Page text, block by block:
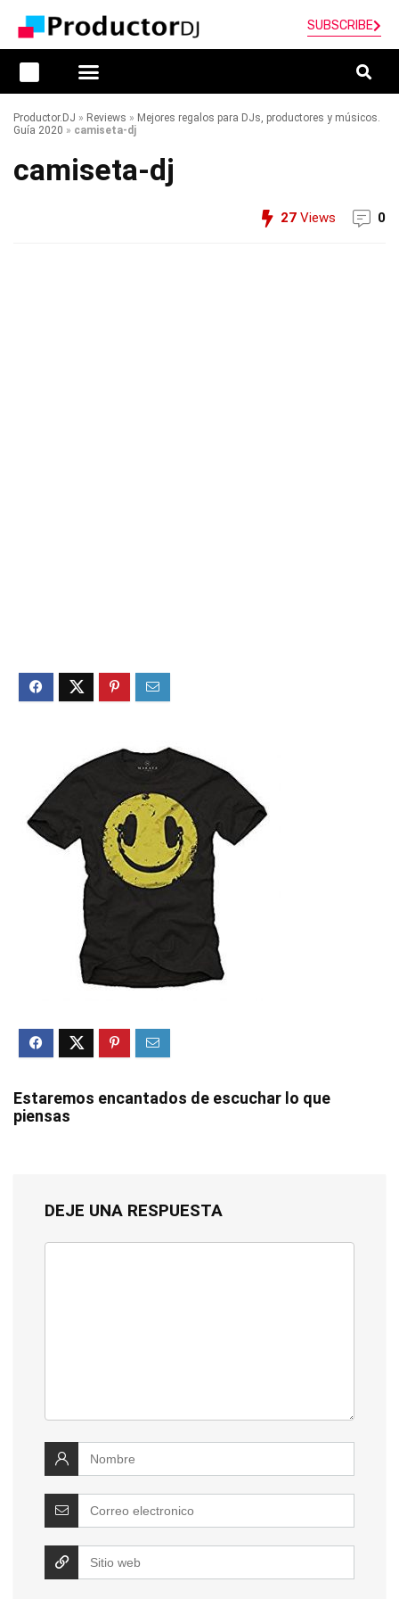
SUBSCRIBE
Productor.DJ » Reviews » Mejores regalos para DJs, productores y músicos.
Guía 2020 » camiseta-dj
camiseta-dj
27 Views 0
Estaremos encantados de escuchar lo que
piensas
DEJE UNA RESPUESTA